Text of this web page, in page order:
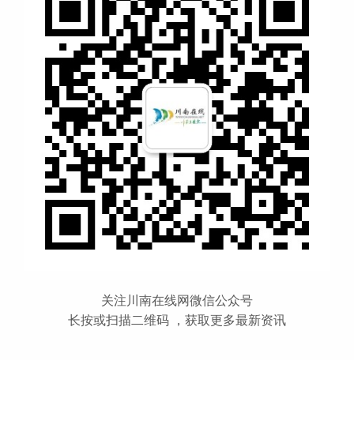
关注川南在线网微信公众号
长按或扫描二维码 ，获取更多最新资讯